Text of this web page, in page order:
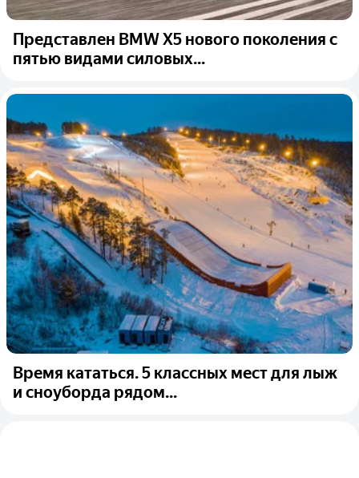
Представлен BMW X5 нового поколения с
пятью видами силовых...
Время кататься. 5 классных мест для лыж
и сноуборда рядом...